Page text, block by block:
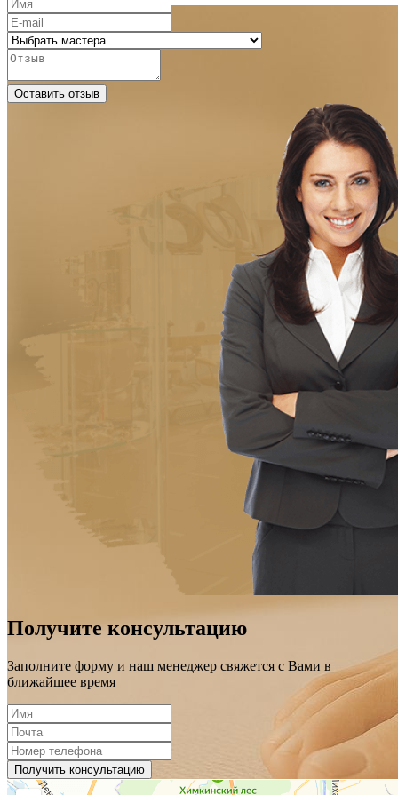
Оставить отзыв
Получите консультацию
Заполните форму и наш менеджер свяжется с Вами в
ближайшее время
Получить консультацию